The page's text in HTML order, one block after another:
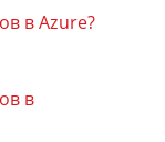
в Azure?
в